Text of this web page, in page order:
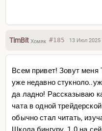
TimBitХомяк #185 13 Июл 2025
Всем привет! Зовут меня
уже недавно
да ладно! Рассказываю
чата в одной
обычно стал читать,